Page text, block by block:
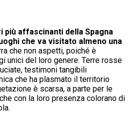
affascinanti della Spagna
che va visitato almeno una
che non aspetti, poiché è
unici del loro genere. Terre rosse
testimoni tangibili
che ha plasmato il territorio
è scarsa, a parte per le
con la loro presenza colorano di